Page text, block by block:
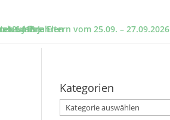
und ihre Eltern vom 25.09. – 27.09.2026
um?
12 – 18 Jahren
6 Jahre
Kategorien
Kategorien